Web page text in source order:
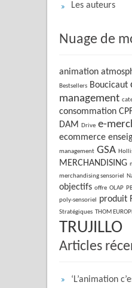
Les auteurs
Nuage de
animation
Bestsellers Boucicaut
management
consommation
DAM Drive e-
ecommerce
management GSA
MERCHANDISING
merchandising sensoriel
objectifs offre OLAP
poly-sensoriel produit
Stratégiques THOM
TRUJILLO
Articles
‘L’animation